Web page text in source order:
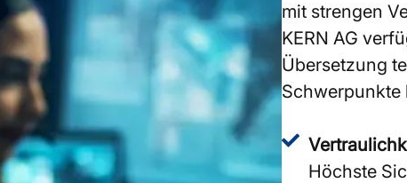
mit strengen
KERN AG
Übersetzung
Schwerpunkte
Höchste